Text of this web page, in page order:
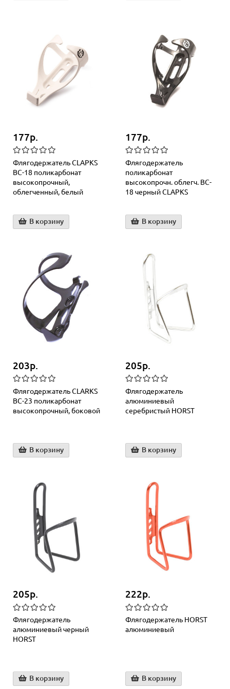
177р.
Флягодержатель CLAPKS
BC-18 поликарбонат
высокопрочный,
облегченный, белый
В корзину
177р.
Флягодержатель
поликарбонат
высокопрочн. облегч. BC-
18 черный CLAPKS
В корзину
203р.
Флягодержатель CLARKS
BC-23 поликарбонат
высокопрочный, боковой
В корзину
205р.
Флягодержатель
алюминиевый
серебристый HORST
В корзину
205р.
Флягодержатель
алюминиевый черный
HORST
В корзину
222р.
Флягодержатель HORST
алюминиевый
В корзину